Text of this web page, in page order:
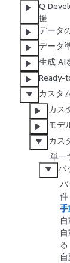
Q
援
データ
データ
生成 AI
Ready-
カスタ
カス
モデ
カス
単一
バ
バ
件
手
る